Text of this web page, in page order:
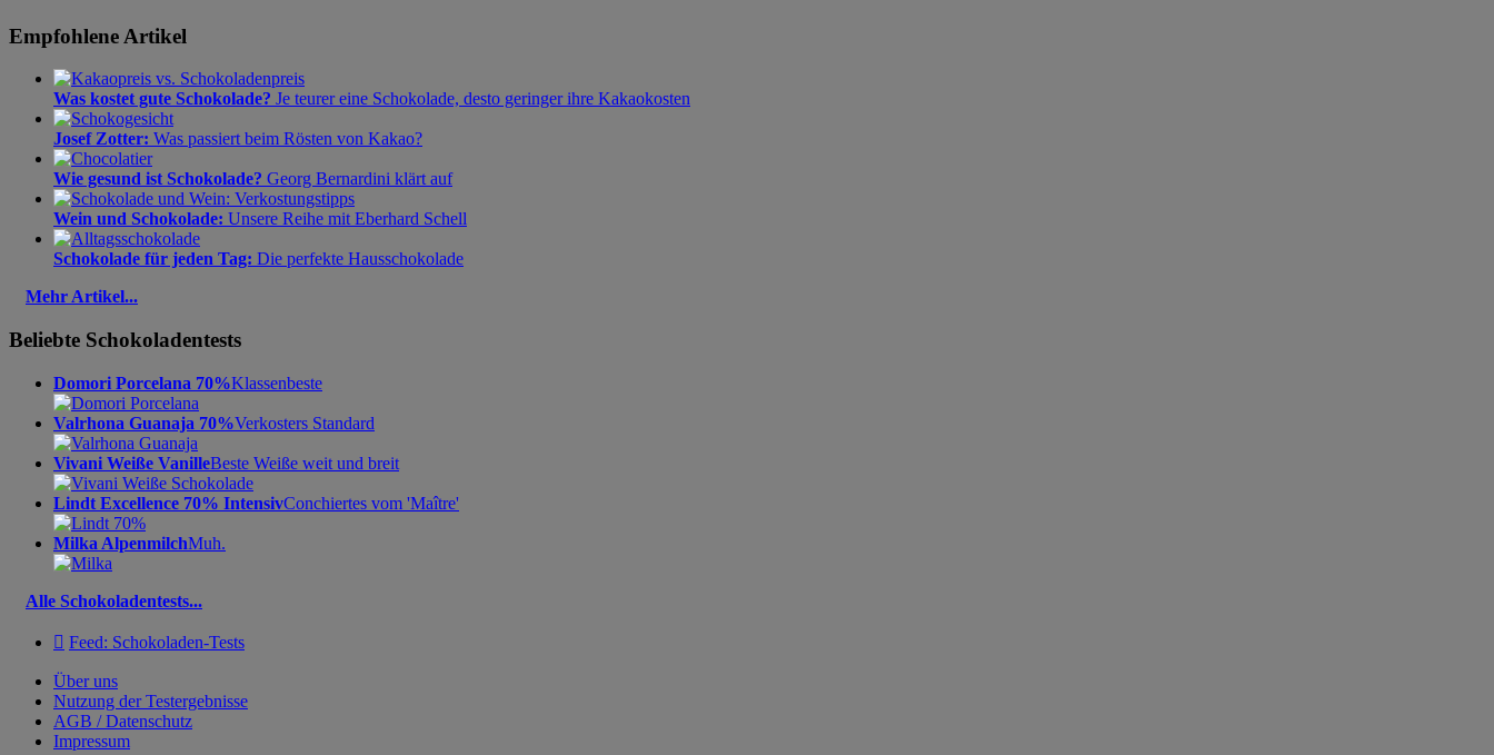
Empfohlene Artikel
Was kostet gute Schokolade? Je teurer eine Schokolade, desto geringer ihre Kakaokosten
Josef Zotter: Was passiert beim Rösten von Kakao?
Wie gesund ist Schokolade? Georg Bernardini klärt auf
Wein und Schokolade: Unsere Reihe mit Eberhard Schell
Schokolade für jeden Tag: Die perfekte Hausschokolade
Mehr Artikel...
Beliebte Schokoladentests
Domori Porcelana 70%Klassenbeste
Valrhona Guanaja 70%Verkosters Standard
Vivani Weiße VanilleBeste Weiße weit und breit
Lindt Excellence 70% IntensivConchiertes vom 'Maître'
Milka AlpenmilchMuh.
Alle Schokoladentests...
 Feed: Schokoladen-Tests
Über uns
Nutzung der Testergebnisse
AGB / Datenschutz
Impressum